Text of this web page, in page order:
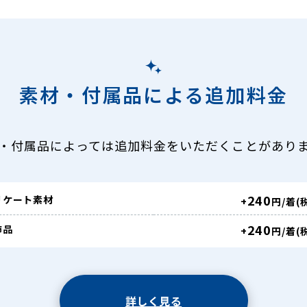
素材・付属品による追加料金
付属品によっては追加料金をいただくことがありま
ート素材 +240円/着(
+240円/着(
詳しく見る